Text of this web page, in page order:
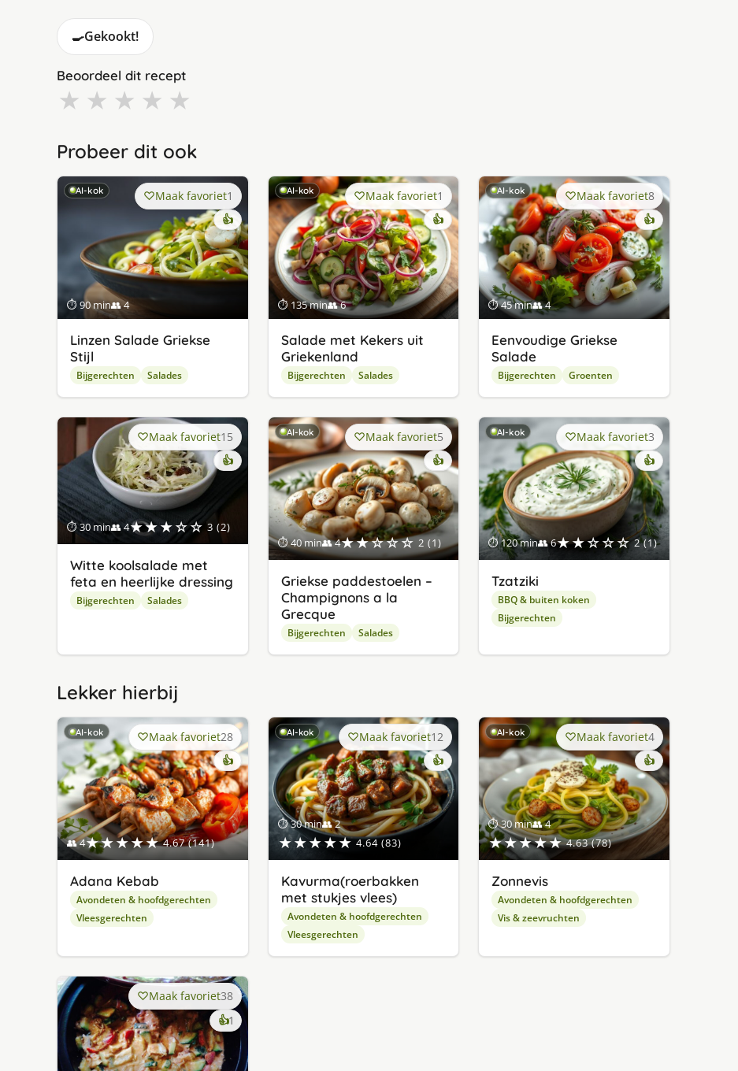
🍳Gekookt!
Beoordeel dit recept
★ ★ ★ ★ ★
Probeer dit ook
AI-kok
⏱ 90 min👥 4
Maak favoriet1
👍
Linzen Salade Griekse
Stijl
Bijgerechten Salades
AI-kok
⏱ 135 min👥 6
Maak favoriet1
👍
Salade met Kekers uit
Griekenland
Bijgerechten Salades
AI-kok
⏱ 45 min👥 4
Maak favoriet8
👍
Eenvoudige Griekse
Salade
Bijgerechten Groenten
⏱ 30 min👥 4★★★☆☆ 3 (2)
Maak favoriet15
👍
Witte koolsalade met
feta en heerlijke dressing
Bijgerechten Salades
AI-kok
⏱ 40 min👥 4★★☆☆☆ 2 (1)
Maak favoriet5
👍
Griekse paddestoelen –
Champignons a la
Grecque
Bijgerechten Salades
AI-kok
⏱ 120 min👥 6★★☆☆☆ 2 (1)
Maak favoriet3
👍
Tzatziki
BBQ & buiten koken
Bijgerechten
Lekker hierbij
AI-kok
👥 4★★★★★ 4.67 (141)
Maak favoriet28
👍
Adana Kebab
Avondeten & hoofdgerechten
Vleesgerechten
AI-kok
⏱ 30 min👥 2
★★★★★ 4.64 (83)
Maak favoriet12
👍
Kavurma(roerbakken
met stukjes vlees)
Avondeten & hoofdgerechten
Vleesgerechten
AI-kok
⏱ 30 min👥 4
★★★★★ 4.63 (78)
Maak favoriet4
👍
Zonnevis
Avondeten & hoofdgerechten
Vis & zeevruchten
Maak favoriet38
👍1keer
lekker
gevonden